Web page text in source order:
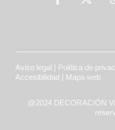
Aviso legal | Política de
Accesibilidad | Mapa web
@2024 DECORACIÓN